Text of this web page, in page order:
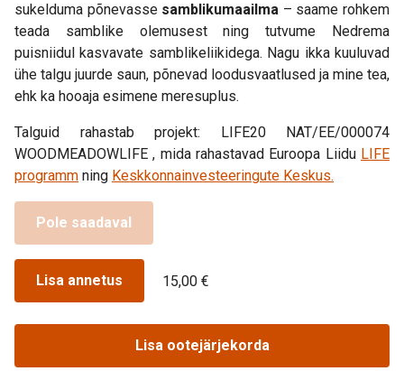
sukelduma põnevasse samblikumaailma – saame rohkem
teada samblike olemusest ning tutvume Nedrema
puisniidul kasvavate samblikeliikidega. Nagu ikka kuuluvad
ühe talgu juurde saun, põnevad loodusvaatlused ja mine tea,
ehk ka hooaja esimene meresuplus.
Talguid rahastab projekt: LIFE20 NAT/EE/000074
WOODMEADOWLIFE , mida rahastavad Euroopa Liidu LIFE
programm ning Keskkonnainvesteeringute Keskus.
Pole saadaval
Lisa annetus 15,00 €
Lisa ootejärjekorda